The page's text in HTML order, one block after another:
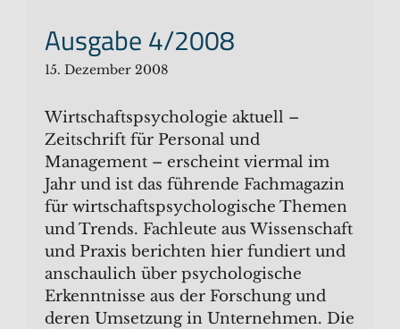
Ausgabe 4/2008
15. Dezember 2008
Wirtschaftspsychologie aktuell –
Zeitschrift für Personal und
Management – erscheint viermal im
Jahr und ist das führende Fachmagazin
für wirtschaftspsychologische Themen
und Trends. Fachleute aus Wissenschaft
und Praxis berichten hier fundiert und
anschaulich über psychologische
Erkenntnisse aus der Forschung und
deren Umsetzung in Unternehmen. Die